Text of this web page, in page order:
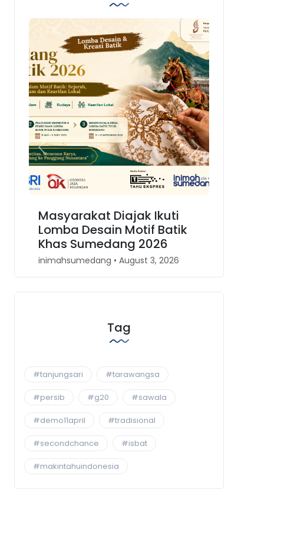
Masyarakat Diajak Ikuti
Lomba Desain Motif Batik
Khas Sumedang 2026
inimahsumedang • August 3, 2026
Previous Next
Tag
#tanjungsari #tarawangsa
#persib #g20 #sawala
#demo11april #tradisional
#secondchance #isbat
#makintahuindonesia